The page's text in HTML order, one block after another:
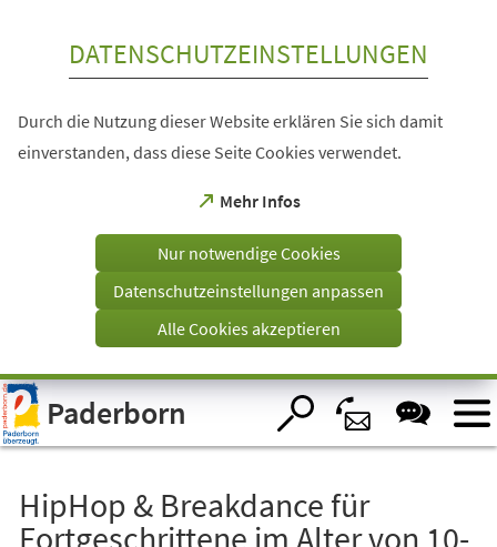
Visuelle
Assistenzsoftware
öffnen.
DATENSCHUTZEINSTELLUNGEN
Durch die Nutzung dieser Website erklären Sie sich damit
einverstanden, dass diese Seite Cookies verwendet.
Mehr Infos
(Öffnet
einem
Tab)
Nur notwendige Cookies
Datenschutzeinstellungen anpassen
Alle Cookies akzeptieren
Paderborn
HipHop & Breakdance für
Fortgeschrittene im Alter von 10-